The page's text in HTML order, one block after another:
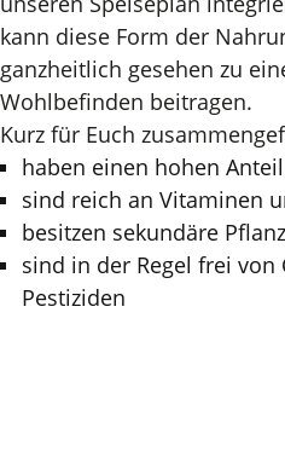
kann diese Form der
ganzheitlich gesehen zu
Wohlbefinden beitragen.
Kurz für Euch
haben einen hohen
sind reich an Vitaminen
besitzen sekundäre
sind in der Regel frei von
Pestiziden